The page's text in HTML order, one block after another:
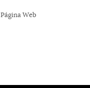
Página Web